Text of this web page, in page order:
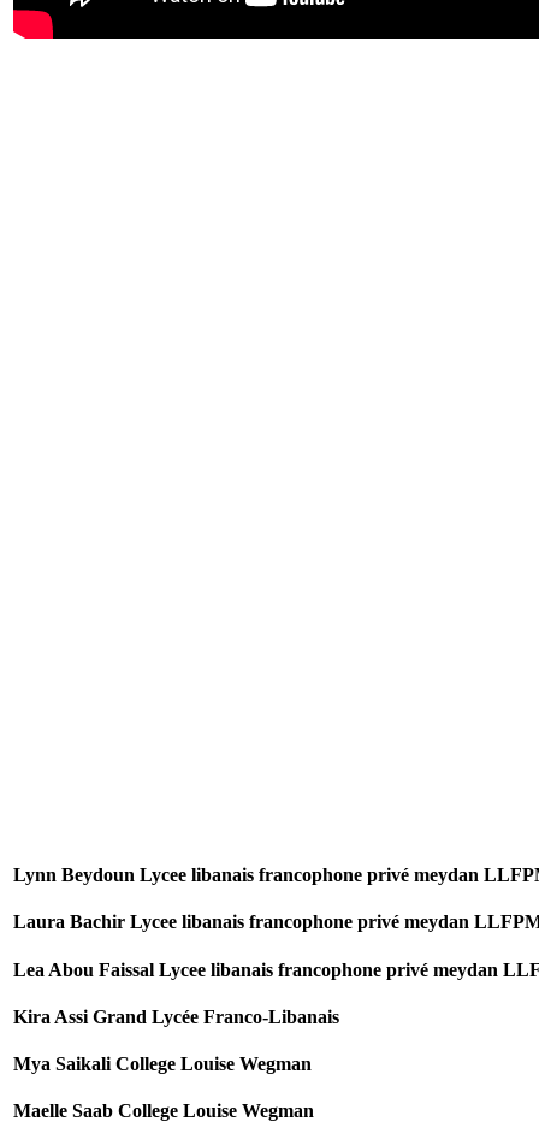
Lynn Beydoun Lycee libanais francophone privé meydan
Laura Bachir Lycee libanais francophone privé meydan
Lea Abou Faissal Lycee libanais francophone privé meydan
Kira Assi Grand Lycée Franco-Libanais
Mya Saikali College Louise Wegman
Maelle Saab College Louise Wegman